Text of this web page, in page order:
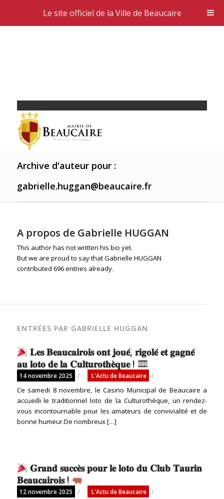
Archive d'auteur pour :
gabrielle.huggan@beaucaire.fr
A propos de Gabrielle HUGGAN
This author has not written his bio yet.
But we are proud to say thatGabrielle HUGGAN
contributed 696 entries already.
ENTRÉES PAR GABRIELLE HUGGAN
𝐋𝐞𝐬 𝐁𝐞𝐚𝐮𝐜𝐚𝐢𝐫𝐨𝐢𝐬 𝐨𝐧𝐭 𝐣𝐨𝐮𝐞́, 𝐫𝐢𝐠𝐨𝐥𝐞́ 𝐞𝐭 𝐠𝐚𝐠𝐧𝐞́
𝐚𝐮 𝐥𝐨𝐭𝐨 𝐝𝐞 𝐥𝐚 𝐂𝐮𝐥𝐭𝐮𝐫𝐨𝐭𝐡𝐞̀𝐪𝐮𝐞 !
14 novembre 2025 / L'Actu de Beaucaire
/
Ce samedi 8 novembre, le Casino Municipal de Beaucaire a
accueilli le traditionnel loto de la Culturothèque, un rendez-
vous incontournable pour les amateurs de convivialité et de
bonne humeur.De nombreux […]
𝐆𝐫𝐚𝐧𝐝 𝐬𝐮𝐜𝐜𝐞̀𝐬 𝐩𝐨𝐮𝐫 𝐥𝐞 𝐥𝐨𝐭𝐨 𝐝𝐮 𝐂𝐥𝐮𝐛 𝐓𝐚𝐮𝐫𝐢𝐧
𝐁𝐞𝐚𝐮𝐜𝐚𝐢𝐫𝐨𝐢𝐬 !
12 novembre 2025 / L'Actu de Beaucaire
/
Le site officiel de la Ville de Beaucaire